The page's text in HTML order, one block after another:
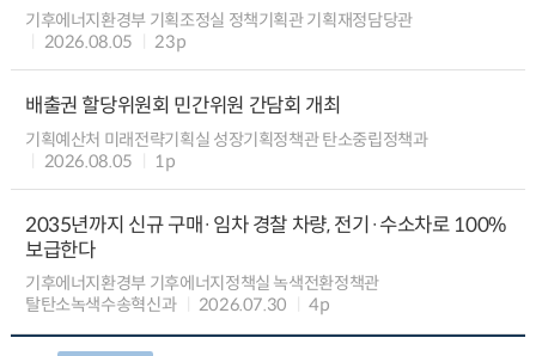
기후에너지환경부 기획조정실 정책기획관 기획재정담당관
2026.08.05
23p
배출권 할당위원회 민간위원 간담회 개최
기획예산처 미래전략기획실 성장기획정책관 탄소중립정책과
2026.08.05
1p
2035년까지 신규 구매·임차 경찰 차량, 전기·수소차로 100%
보급한다
기후에너지환경부 기후에너지정책실 녹색전환정책관
탈탄소녹색수송혁신과
2026.07.30 4p